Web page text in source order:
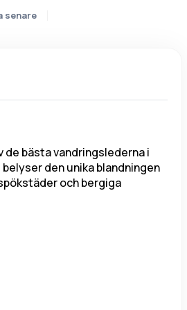
senare
de bästa vandringslederna i
den unika blandningen
och bergiga